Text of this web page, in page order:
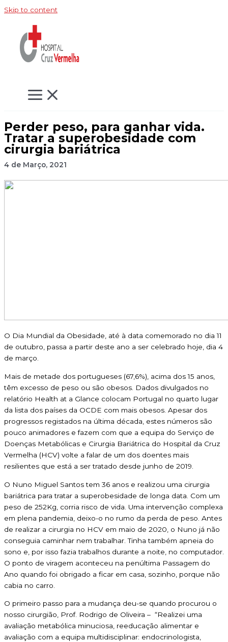
Skip to content
Perder peso, para ganhar vida.
Tratar a superobesidade com
cirurgia bariátrica
4 de Março, 2021
O Dia Mundial da Obesidade, até à data comemorado no dia 11
de outubro, passa a partir deste ano a ser celebrado hoje, dia 4
de março.
Mais de metade dos portugueses (67,6%), acima dos 15 anos,
têm excesso de peso ou são obesos. Dados divulgados no
relatório Health at a Glance colocam Portugal no quarto lugar
da lista dos países da OCDE com mais obesos. Apesar dos
progressos registados na última década, estes números são
pouco animadores e fazem com que a equipa do Serviço de
Doenças Metabólicas e Cirurgia Bariátrica do Hospital da Cruz
Vermelha (HCV) volte a falar de um dos doentes mais
resilientes que está a ser tratado desde junho de 2019.
O Nuno Miguel Santos tem 36 anos e realizou uma cirurgia
bariátrica para tratar a superobesidade de longa data. Com um
peso de 252Kg, corria risco de vida. Uma intervenção complexa
em plena pandemia, deixo-o no rumo da perda de peso. Antes
de realizar a cirurgia no HCV em maio de 2020, o Nuno já não
conseguia caminhar nem trabalhar. Tinha também apneia do
sono e, por isso fazia trabalhos durante a noite, no computador.
O ponto de viragem aconteceu na penúltima Passagem do
Ano quando foi obrigado a ficar em casa, sozinho, porque não
cabia no carro.
O primeiro passo para a mudança deu-se quando procurou o
nosso cirurgião, Prof. Rodrigo de Oliveira – “Realizei uma
avaliação metabólica minuciosa, reeducação alimentar e
avaliação com a equipa multidisciplinar: endocrinologista,